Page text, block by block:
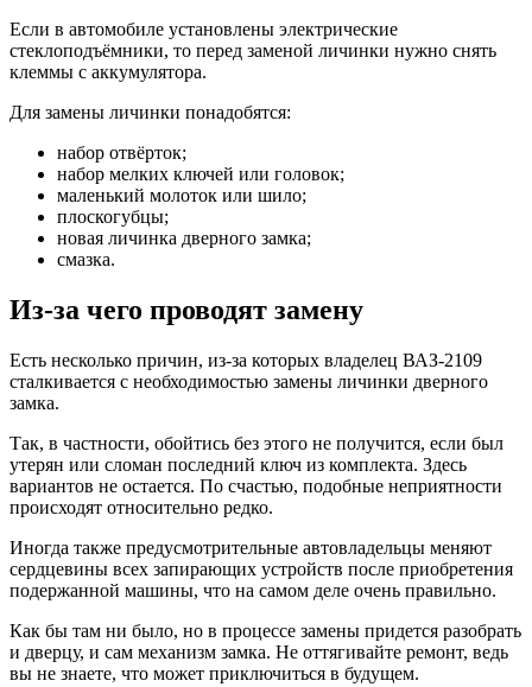
Если в автомобиле установлены электрические
стеклоподъёмники, то перед заменой личинки нужно снять
клеммы с аккумулятора.
Для замены личинки понадобятся:
набор отвёрток;
набор мелких ключей или головок;
маленький молоток или шило;
плоскогубцы;
новая личинка дверного замка;
смазка.
Из-за чего проводят замену
Есть несколько причин, из-за которых владелец ВАЗ-2109
сталкивается с необходимостью замены личинки дверного
замка.
Так, в частности, обойтись без этого не получится, если был
утерян или сломан последний ключ из комплекта. Здесь
вариантов не остается. По счастью, подобные неприятности
происходят относительно редко.
Иногда также предусмотрительные автовладельцы меняют
сердцевины всех запирающих устройств после приобретения
подержанной машины, что на самом деле очень правильно.
Как бы там ни было, но в процессе замены придется разобрать
и дверцу, и сам механизм замка. Не оттягивайте ремонт, ведь
вы не знаете, что может приключиться в будущем.